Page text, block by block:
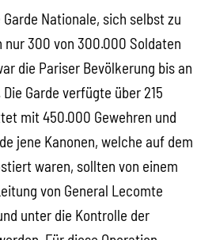
Nationale, sich selbst zu
300 von 300.000 Soldaten
die Pariser Bevölkerung bis an
Garde verfügte über 215
mit 450.000 Gewehren und
jene Kanonen, welche auf dem
waren, sollten von einem
von General Lecomte
unter die Kontrolle der